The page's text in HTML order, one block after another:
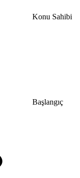
Konu Sahibi
Başlangıç